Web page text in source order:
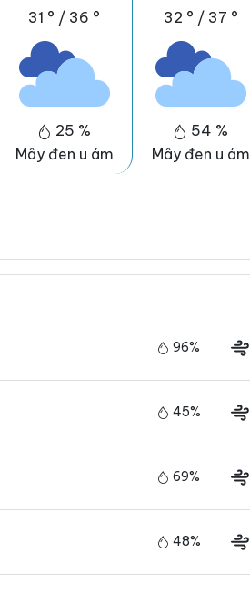
31 ° / 36 °
25 %
Mây đen u ám
32 ° / 37 °
54 %
Mây đen u ám
96%
45%
69%
48%